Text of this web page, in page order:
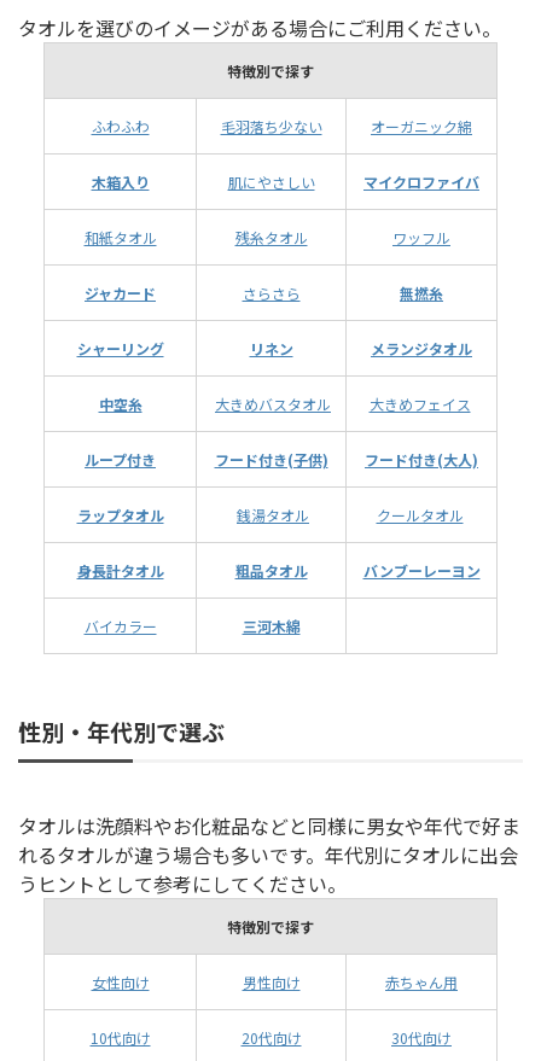
タオルを選びのイメージがある場合にご利用ください。
特徴別で探す
ふわふわ 毛羽落ち少ない オーガニック綿
木箱入り 肌にやさしい マイクロファイバ
和紙タオル 残糸タオル ワッフル
ジャカード さらさら 無撚糸
シャーリング リネン メランジタオル
中空糸 大きめバスタオル 大きめフェイス
ループ付き フード付き(子供) フード付き(大人)
ラップタオル 銭湯タオル クールタオル
身長計タオル 粗品タオル バンブーレーヨン
バイカラー 三河木綿
性別・年代別で選ぶ
タオルは洗顔料やお化粧品などと同様に男女や年代で好ま
れるタオルが違う場合も多いです。年代別にタオルに出会
うヒントとして参考にしてください。
特徴別で探す
女性向け 男性向け 赤ちゃん用
10代向け 20代向け 30代向け